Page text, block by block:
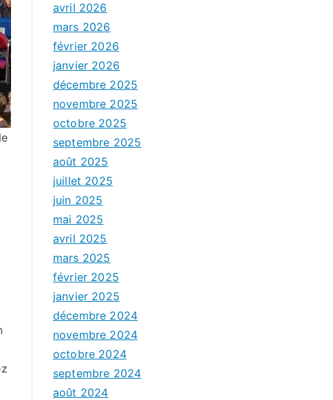
avril 2026
mars 2026
février 2026
janvier 2026
décembre 2025
novembre 2025
octobre 2025
septembre 2025
août 2025
juillet 2025
juin 2025
mai 2025
avril 2025
mars 2025
février 2025
janvier 2025
décembre 2024
novembre 2024
octobre 2024
septembre 2024
août 2024